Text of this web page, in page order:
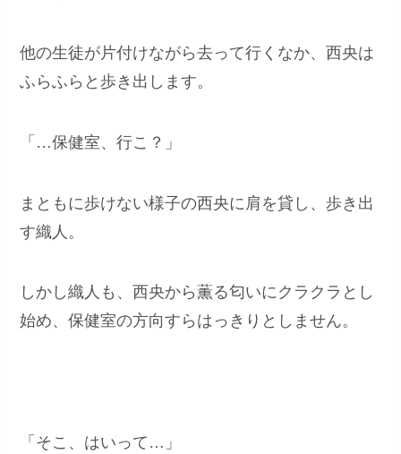
他の生徒が片付けながら去って行くなか、西央は
ふらふらと歩き出します。
「…保健室、行こ？」
まともに歩けない様子の西央に肩を貸し、歩き出
す織人。
しかし織人も、西央から薫る匂いにクラクラとし
始め、保健室の方向すらはっきりとしません。
「そこ、はいって…」